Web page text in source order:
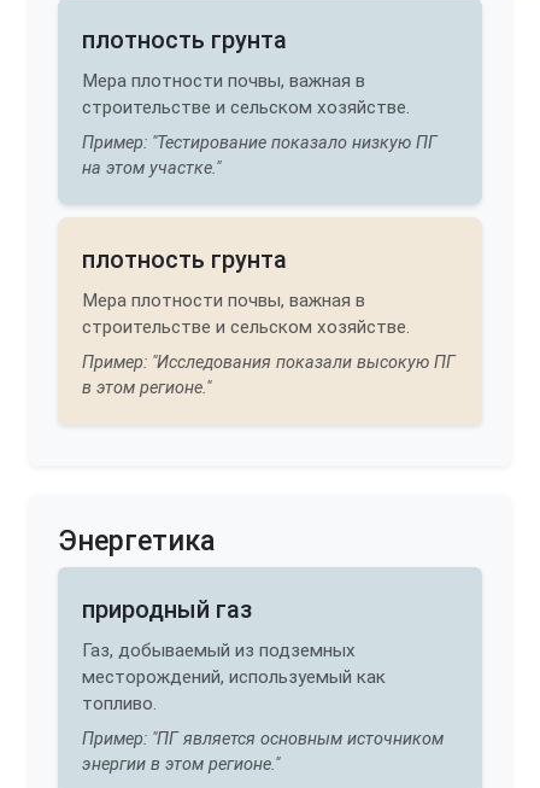
плотность грунта
Мера плотности почвы, важная в
строительстве и сельском хозяйстве.
Пример: "Тестирование показало низкую ПГ
на этом участке."
плотность грунта
Мера плотности почвы, важная в
строительстве и сельском хозяйстве.
Пример: "Исследования показали высокую ПГ
в этом регионе."
Энергетика
природный газ
Газ, добываемый из подземных
месторождений, используемый как
топливо.
Пример: "ПГ является основным источником
энергии в этом регионе."